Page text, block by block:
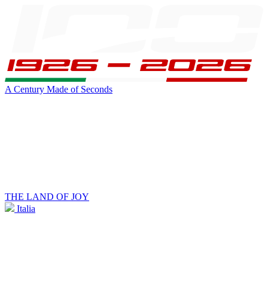
A Century Made of Seconds
THE LAND OF JOY
Italia